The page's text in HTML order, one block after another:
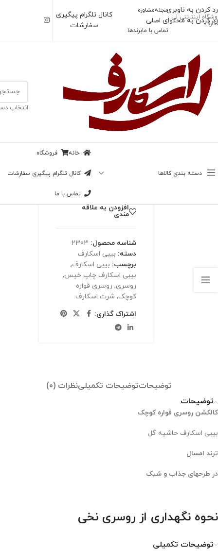
رد کردن به ناوبری
رد کردن به محتوای اصلی
اینترنتی لی
مجلهمشاوره
تماس با مابرندها
کانال تلگرام پیگیری
سفارشات
انتخاب
دسته بندی کالاها
خانه فروشگاه
کانال تلگرام پیگیری سفارشات
تماس با ما
خانه/ بیبی اسکارف
بیبی اسکارف طرح
تومان
در انبار موجود نمی باشد
افزودن به علاقه
مندی
شناسه محصول: 2303
دسته: بیبی اسکارف
برچسب: بیبی اسکارف,
بیبی اسکارف چاپ خیس,
روسری, روسری قواره
کوچک, شرت اسکارف
اشتراک گذاری:
توضیحاتتوضیحات تکمیلینظرات (0)
توضیحات
کالکشن روسری قواره کوچک
بیبی اسکارف حاشیه گل
ترند امسال
در طرحهای جذاب و شیک
نحوه نگهداری از روسری نخی
توضیحات تکمیلی